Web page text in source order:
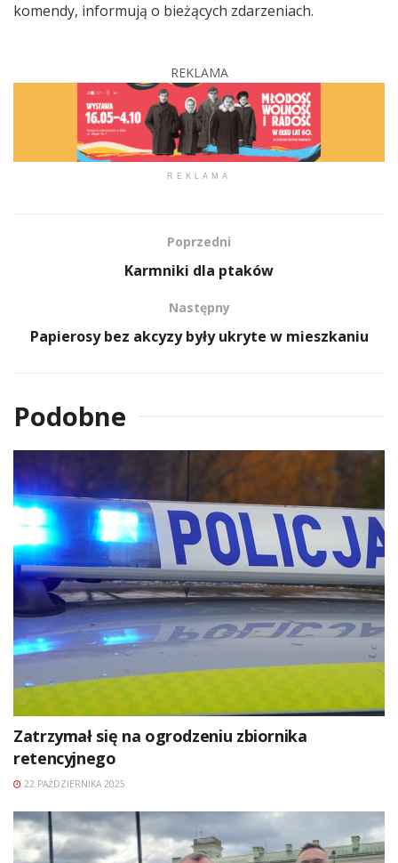
komendy, informują o bieżących zdarzeniach.
REKLAMA
REKLAMA
Poprzedni
Karmniki dla ptaków
Następny
Papierosy bez akcyzy były ukryte w mieszkaniu
Podobne
Zatrzymał się na ogrodzeniu zbiornika
retencyjnego
22 PAŹDZIERNIKA 2025